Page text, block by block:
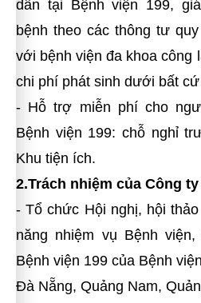
dân tại Bệnh viện 199,
bệnh theo các thông tư
với bệnh viện đa khoa công
chi phí phát sinh dưới bất
- Hỗ trợ miễn phí cho
Bệnh viện 199: chỗ nghỉ
Khu tiện ích.
2.Trách nhiệm của Công ty
- Tổ chức Hội nghị, hội
năng nhiệm vụ Bệnh
Bệnh viện 199 của Bệnh
Đà Nẵng, Quảng Nam,